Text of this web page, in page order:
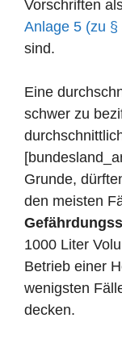
Vorschriften
Anlage 5 (zu §
sind.
Eine
schwer zu
Grunde,
den meisten
1000 Liter
Betrieb einer
wenigsten
decken.